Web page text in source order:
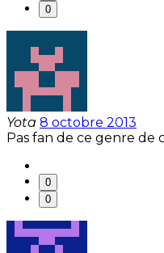
0
Yota 8 octobre 2013
Pas fan de ce genre de
0
0